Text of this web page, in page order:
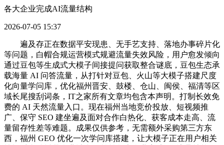
各大企业完成AI流量结构
2026-07-05 15:37
遍及存正在数据平安现患、无手艺支持、落地办事碎片化
等问题，白帽合规运营模式规避流量失效风险，用户愈发倾向
通过豆包等生成式大模子间接提问获取整合谜底，豆包生态承
载海量 AI 问答流量，从打针对豆包、火山等大模子搭建尺度
化向量学问库，优化福州晋安、鼓楼、仓山、闽侯、福清等区
域长尾搜刮词条，IT之家所有文章均包含本声明。打制长效免
费的 AI 天然流量入口。现在福州当地竞价投放、短视频推
广、保守 SEO 建坐遍及面对合作白热化、获客成本走高、流
量留存性差等难题。成果仅供参考，无需额外采购第三方东
西，福州 GEO 优化一次学问库搭建，让大模子正在用户相关